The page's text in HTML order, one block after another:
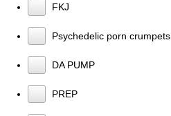
FKJ
Psychedelic porn crumpets
DA PUMP
PREP